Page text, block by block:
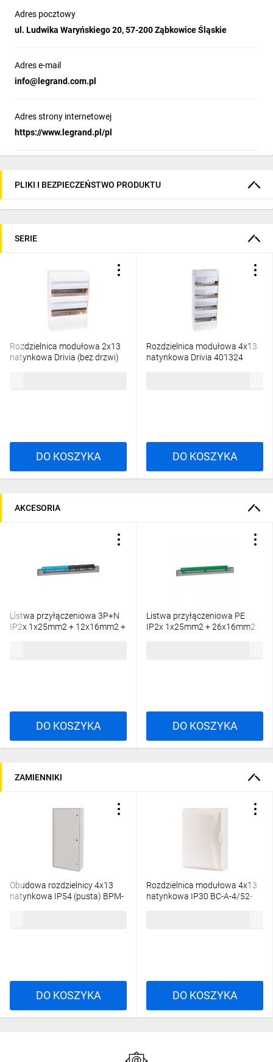
Adres pocztowy
ul. Ludwika Waryńskiego 20, 57-200 Ząbkowice Śląskie
Adres e-mail
info@legrand.com.pl
Adres strony internetowej
https://www.legrand.pl/pl
PLIKI I BEZPIECZEŃSTWO PRODUKTU
SERIE
Rozdzielnica modułowa 2x13
natynkowa Drivia (bez drzwi)
DO KOSZYKA
Rozdzielnica modułowa 4x13
natynkowa Drivia 401324
DO KOSZYKA
AKCESORIA
Listwa przyłączeniowa 3P+N
IP2x 1x25mm2 + 12x16mm2 +
DO KOSZYKA
Listwa przyłączeniowa PE
IP2x 1x25mm2 + 26x16mm2
DO KOSZYKA
ZAMIENNIKI
Obudowa rozdzielnicy 4x13
natynkowa IP54 (pusta) BPM-
DO KOSZYKA
Rozdzielnica modułowa 4x13
natynkowa IP30 BC-A-4/52-
DO KOSZYKA